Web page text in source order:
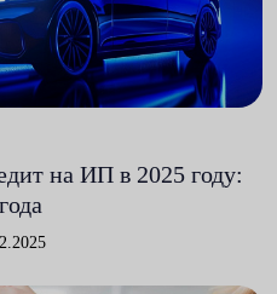
на ИП в 2025 году: